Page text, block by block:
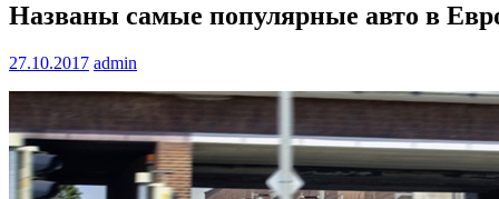
Названы самые популярные авто в
27.10.2017 admin